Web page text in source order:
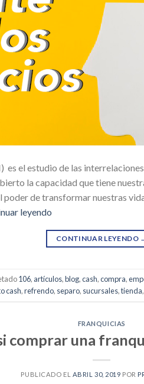
es el estudio de las
la capacidad que tiene
poder de transformar nuestras
leyendo
CONTINUAR LEYENDO
106, artículos,blog,cash,compra,
cash,refrendo, separo, sucursales,tienda,
FRANQUICIAS
comprar una
PUBLICADO EL ABRIL 30, 2019 POR